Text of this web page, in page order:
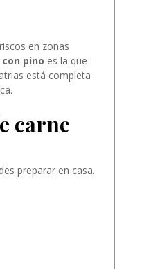
en zonas
pino es la que
está completa
carne
preparar en casa.